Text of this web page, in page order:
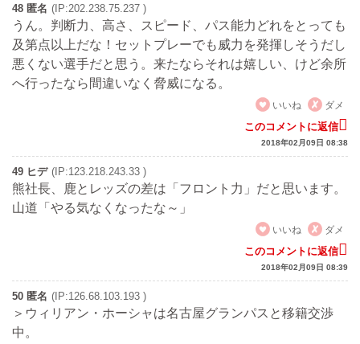
48 匿名 (IP:202.238.75.237 )
うん。判断力、高さ、スピード、パス能力どれをとっても
及第点以上だな！セットプレーでも威力を発揮しそうだし
悪くない選手だと思う。来たならそれは嬉しい、けど余所
へ行ったなら間違いなく脅威になる。
いいね
ダメ
このコメントに返信
2018年02月09日 08:38
49 ヒデ (IP:123.218.243.33 )
熊社長、鹿とレッズの差は「フロント力」だと思います。
山道「やる気なくなったな～」
いいね
ダメ
このコメントに返信
2018年02月09日 08:39
50 匿名 (IP:126.68.103.193 )
＞ウィリアン・ホーシャは名古屋グランパスと移籍交渉
中。